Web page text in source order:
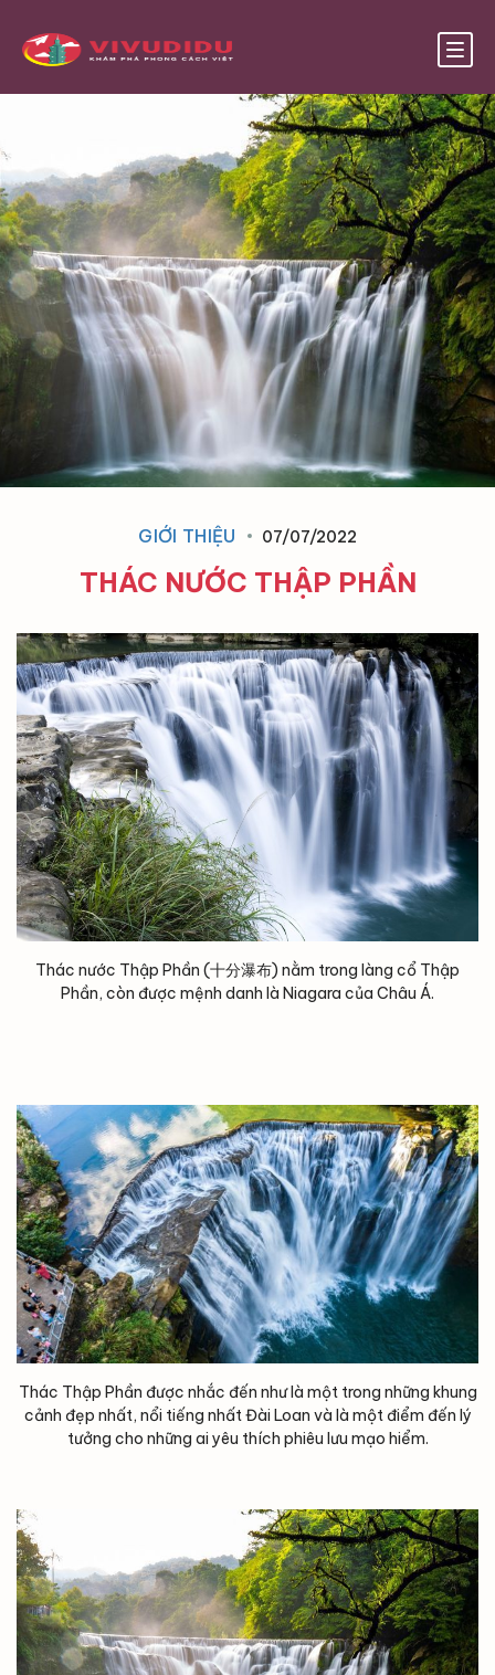
GIỚI THIỆU 07/07/2022
THÁC NƯỚC THẬP PHẦN
Thác nước Thập Phần (十分瀑布) nằm trong làng cổ Thập
Phần, còn được mệnh danh là Niagara của Châu Á.
Thác Thập Phần được nhắc đến như là một trong những khung
cảnh đẹp nhất, nổi tiếng nhất Đài Loan và là một điểm đến lý
tưởng cho những ai yêu thích phiêu lưu mạo hiểm.